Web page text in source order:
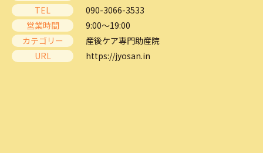
TEL
090-3066-3533
営業時間
9:00～19:00
カテゴリー
産後ケア専門助産院
URL
https://jyosan.in